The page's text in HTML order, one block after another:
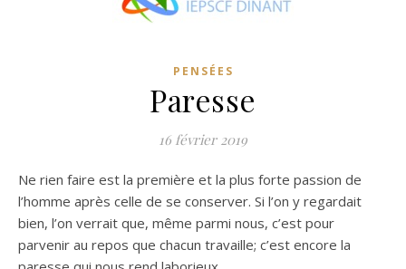
PENSÉES
Paresse
16 février 2019
Ne rien faire est la première et la plus forte passion de
l’homme après celle de se conserver. Si l’on y regardait
bien, l’on verrait que, même parmi nous, c’est pour
parvenir au repos que chacun travaille; c’est encore la